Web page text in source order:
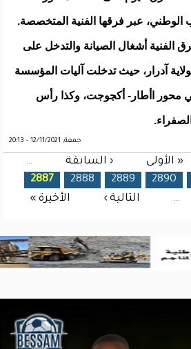
الوطني، عبر فرقها الفنية المتخصصة.
الفنية أشغال الصيانة والتدخل على
آدرار، حيث تدخلت آليات المؤسسة
محور اأطار- أكجوجت، وكذا رأس
جمعة, 12/11/2021 - 20:13
« الأولى ‹ السابقة …
2887 2888 2889 2890
…
التالية › الأخيرة »